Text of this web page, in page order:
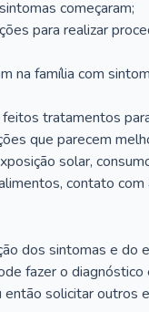
começaram;
para realizar
na família com
tratamentos
que parecem
solar,
contato com
dos sintomas e do
fazer o diagnóstico
solicitar outros